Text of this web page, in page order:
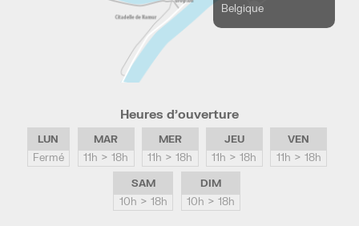
Belgique
Heures d’ouverture
LUN
Fermé
MAR
11h > 18h
MER
11h > 18h
JEU
11h > 18h
VEN
11h > 18h
SAM
10h > 18h
DIM
10h > 18h